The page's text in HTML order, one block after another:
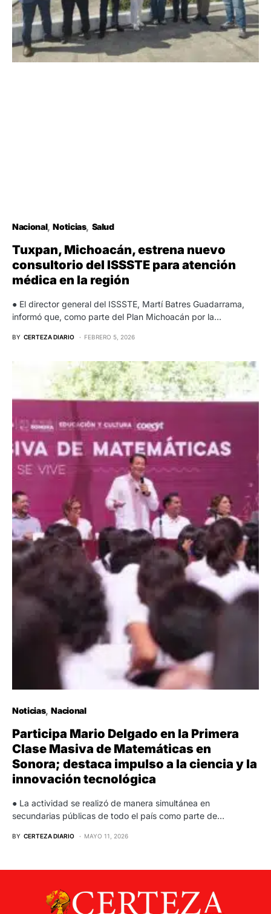
Nacional Noticias Salud
Tuxpan, Michoacán, estrena nuevo
consultorio del ISSSTE para atención
médica en la región
● El director general del ISSSTE, Martí Batres Guadarrama,
informó que, como parte del Plan Michoacán por la…
BY CERTEZA DIARIO FEBRERO 5, 2026
Noticias Nacional
Participa Mario Delgado en la Primera
Clase Masiva de Matemáticas en
Sonora; destaca impulso a la ciencia y la
innovación tecnológica
● La actividad se realizó de manera simultánea en
secundarias públicas de todo el país como parte de…
BY CERTEZA DIARIO MAYO 11, 2026